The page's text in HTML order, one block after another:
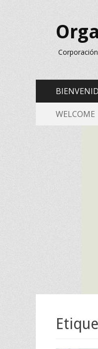
Menú
contenido
Menu
WELCOME